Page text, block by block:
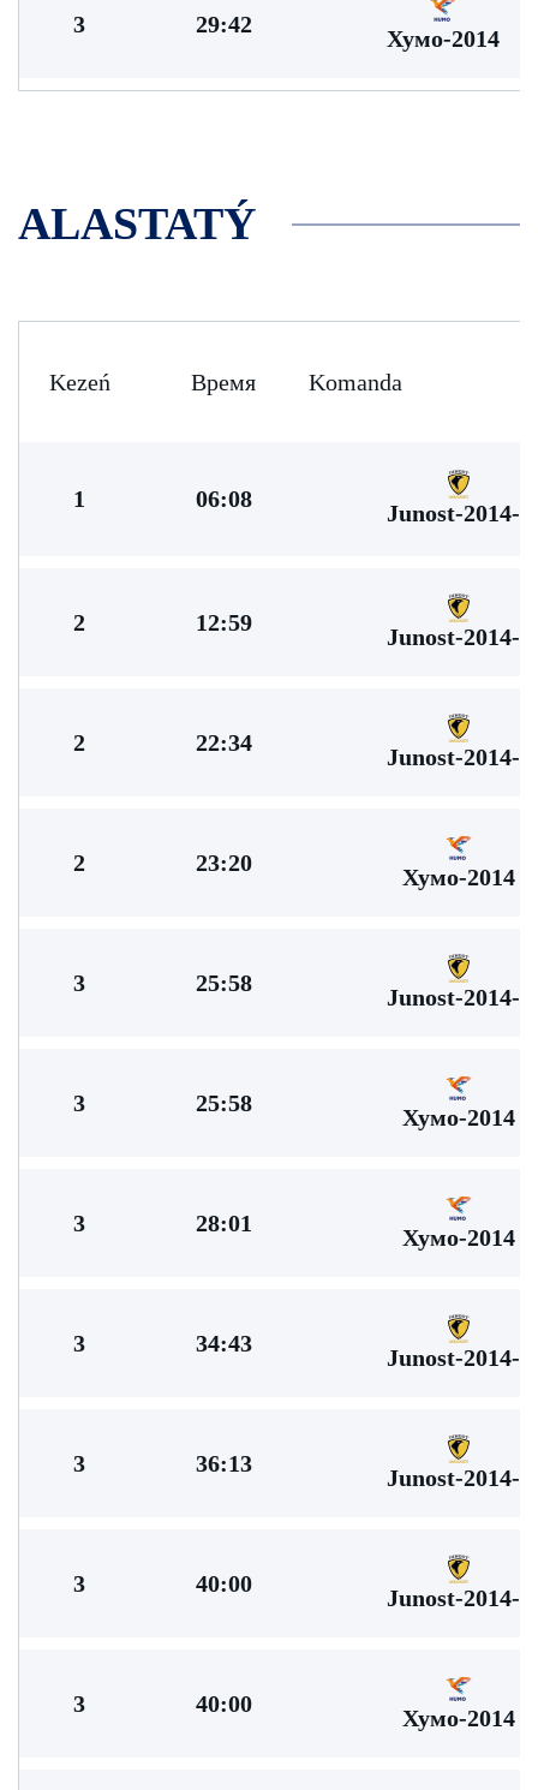
3 29:42
Хумо-2014
ALASTATÝ
Kezeń Время Komanda
1 06:08
Junost-2014-2
2 12:59
Junost-2014-2
2 22:34
Junost-2014-2
2 23:20
Хумо-2014
3 25:58
Junost-2014-2
3 25:58
Хумо-2014
3 28:01
Хумо-2014
3 34:43
Junost-2014-2
3 36:13
Junost-2014-2
3 40:00
Junost-2014-2
3 40:00
Хумо-2014